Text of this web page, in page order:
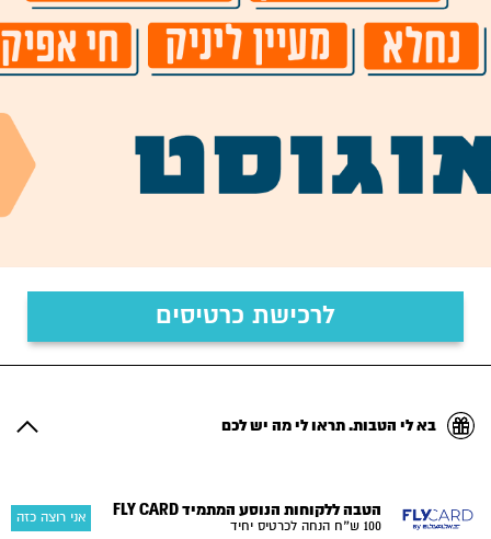
לרכישת כרטיסים
בא לי הטבות. תראו לי מה יש לכם
הטבה ללקוחות הנוסע המתמיד FLY CARD
100 ש״ח הנחה לכרטיס יחיד
אני רוצה כזה